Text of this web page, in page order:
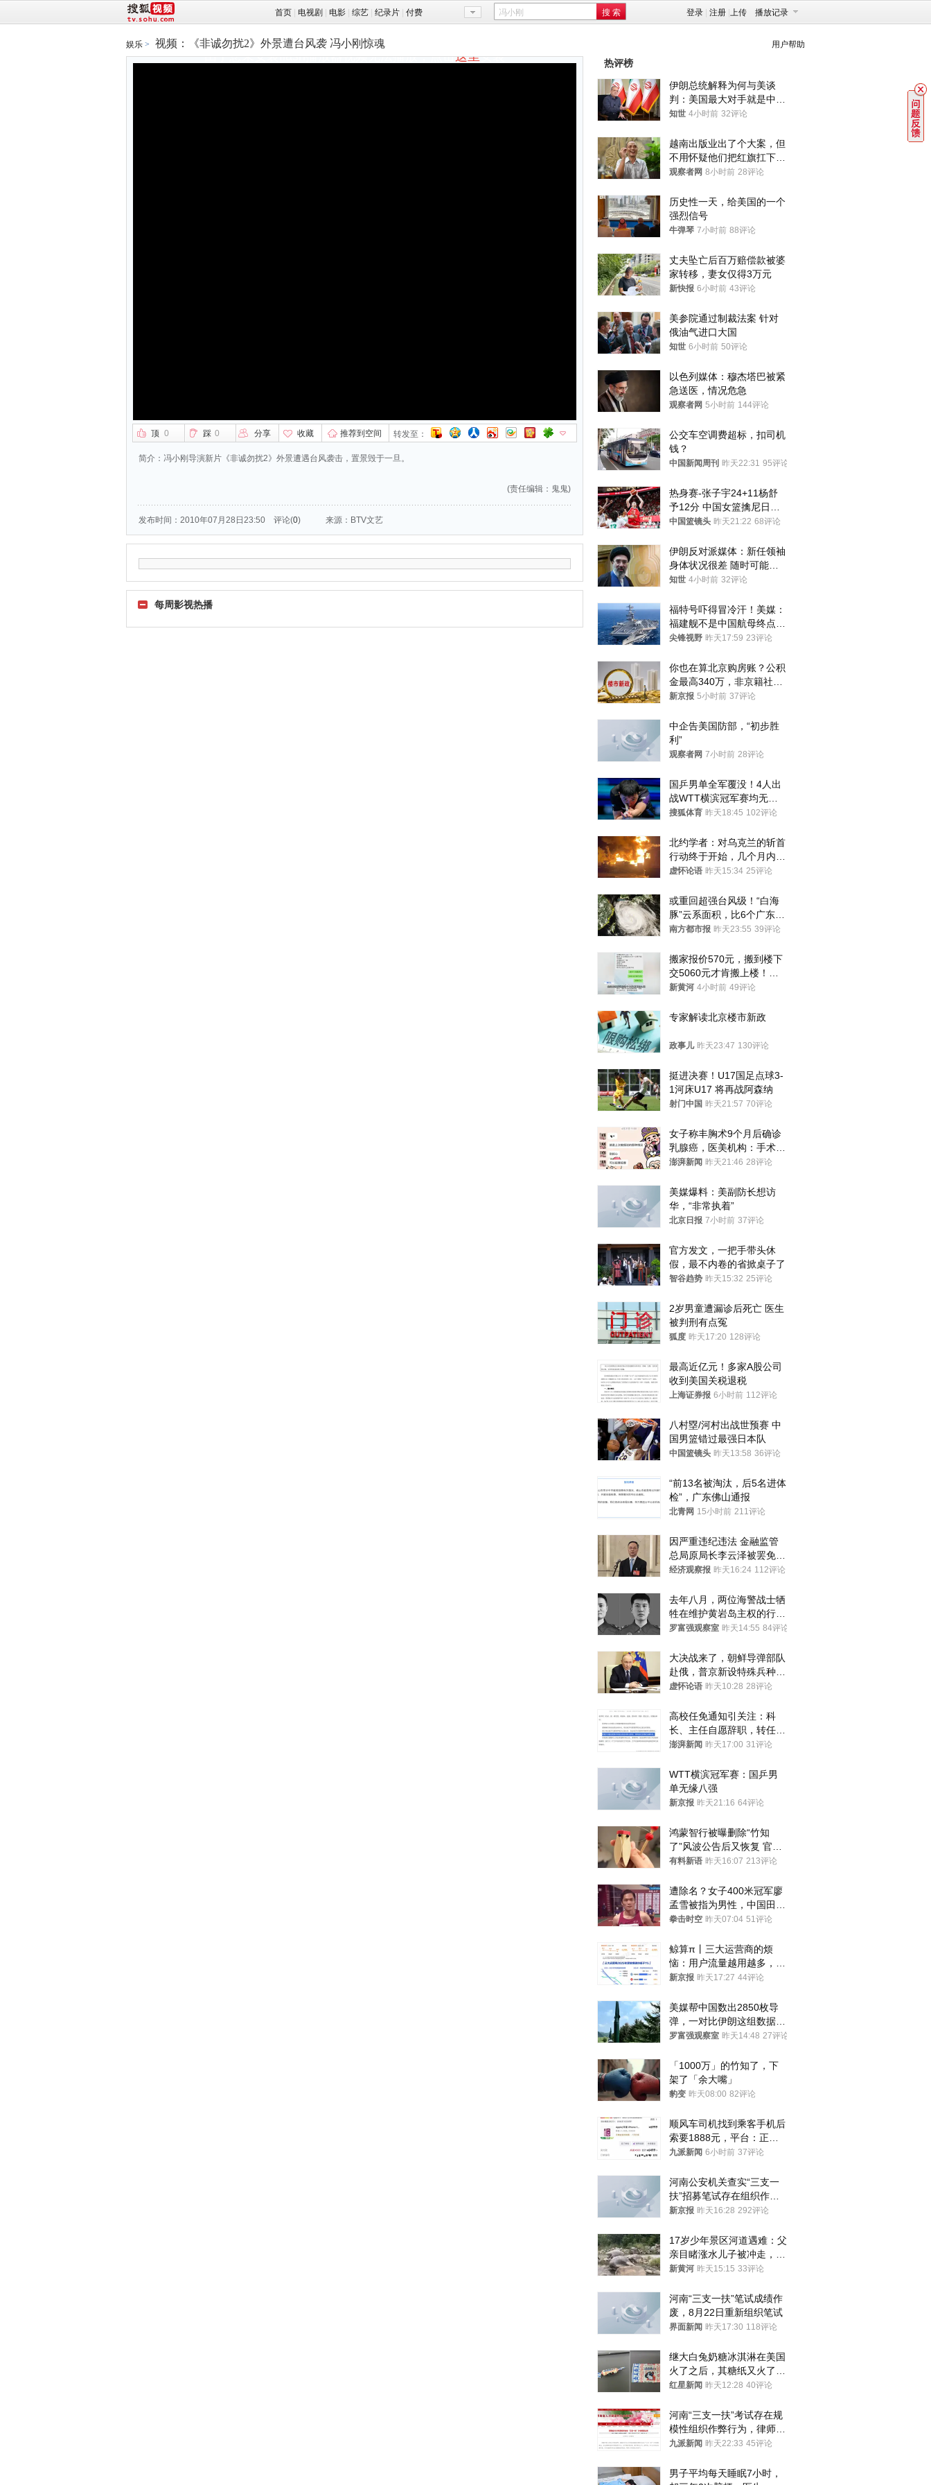
首页 电视剧 电影 综艺 纪录片 付费 播放记录
上传
登录 注册
娱乐 > 视频：《非诚勿扰2》外景遭台风袭 冯小刚惊魂 用户帮助
由于您未安装flash播放器视频无法播放，点击这里安装
顶 0 踩 0 分享 收藏 推荐到空间 转发至：
简介： 冯小刚导演新片《非诚勿扰2》外景遭遇台风袭击，置景毁于一旦。
(责任编辑：鬼鬼)
发布时间：2010年07月28日23:50 评论(0) 来源：BTV文艺
每周影视热播
热评榜
伊朗总统解释为何与美谈
判：美国最大对手就是中
国，但他们也在对话
知世 4小时前 32评论
越南出版业出了个大案，但
不用怀疑他们把红旗扛下去
的决心
观察者网 8小时前 28评论
历史性一天，给美国的一个
强烈信号
牛弹琴 7小时前 88评论
丈夫坠亡后百万赔偿款被婆
家转移，妻女仅得3万元
新快报 6小时前 43评论
美参院通过制裁法案 针对
俄油气进口大国
知世 6小时前 50评论
以色列媒体：穆杰塔巴被紧
急送医，情况危急
观察者网 5小时前 144评论
公交车空调费超标，扣司机
钱？
中国新闻周刊 昨天22:31 95评论
热身赛-张子宇24+11杨舒
予12分 中国女篮擒尼日利
亚
中国篮镜头 昨天21:22 68评论
伊朗反对派媒体：新任领袖
身体状况很差 随时可能离
世
知世 4小时前 32评论
福特号吓得冒冷汗！美媒：
福建舰不是中国航母终点，
而是新起点！
尖锋视野 昨天17:59 23评论
你也在算北京购房账？公积
金最高340万，非京籍社保
1年
新京报 5小时前 37评论
中企告美国防部，“初步胜
利”
观察者网 7小时前 28评论
国乒男单全军覆没！4人出
战WTT横滨冠军赛均无缘
八强
搜狐体育 昨天18:45 102评论
北约学者：对乌克兰的斩首
行动终于开始，几个月内乌
将投降
虚怀论语 昨天15:34 25评论
或重回超强台风级！“白海
豚”云系面积，比6个广东还
大！深圳官方：注意这件事
南方都市报 昨天23:55 39评论
搬家报价570元，搬到楼下
交5060元才肯搬上楼！女
子傻眼了……
新黄河 4小时前 49评论
专家解读北京楼市新政
政事儿 昨天23:47 130评论
挺进决赛！U17国足点球3-
1河床U17 将再战阿森纳
射门中国 昨天21:57 70评论
女子称丰胸术9个月后确诊
乳腺癌，医美机构：手术不
可能引发癌症，建议走司法
澎湃新闻 昨天21:46 28评论
美媒爆料：美副防长想访
华，“非常执着”
北京日报 7小时前 37评论
官方发文，一把手带头休
假，最不内卷的省掀桌子了
智谷趋势 昨天15:32 25评论
2岁男童遭漏诊后死亡 医生
被判刑有点冤
狐度 昨天17:20 128评论
最高近亿元！多家A股公司
收到美国关税退税
上海证券报 6小时前 112评论
八村塁/河村出战世预赛 中
国男篮错过最强日本队
中国篮镜头 昨天13:58 36评论
“前13名被淘汰，后5名进体
检”，广东佛山通报
北青网 15小时前 211评论
因严重违纪违法 金融监管
总局原局长李云泽被罢免全
国人大代表
经济观察报 昨天16:24 112评论
去年八月，两位海警战士牺
牲在维护黄岩岛主权的行动
中
罗富强观察室 昨天14:55 84评论
大决战来了，朝鲜导弹部队
赴俄，普京新设特殊兵种，
76岁老将扛旗
虚怀论语 昨天10:28 28评论
高校任免通知引关注：科
长、主任自愿辞职，转任思
政辅导员
澎湃新闻 昨天17:00 31评论
WTT横滨冠军赛：国乒男
单无缘八强
新京报 昨天21:16 64评论
鸿蒙智行被曝删除“竹知
了”风波公告后又恢复 官媒
曾力挺：劝华为要大度的，
有料新语 昨天16:07 213评论
遭除名？女子400米冠军廖
孟雪被指为男性，中国田协
默不作声
拳击时空 昨天07:04 51评论
鲸算π丨三大运营商的烦
恼：用户流量越用越多，收
入却越来越少
新京报 昨天17:27 44评论
美媒帮中国数出2850枚导
弹，一对比伊朗这组数据，
发现出大事了
罗富强观察室 昨天14:48 27评论
「1000万」的竹知了，下
架了「余大嘴」
豹变 昨天08:00 82评论
顺风车司机找到乘客手机后
索要1888元，平台：正和
司机沟通协商
九派新闻 6小时前 37评论
河南公安机关查实“三支一
扶”招募笔试存在组织作弊
犯罪行为
新京报 昨天16:28 292评论
17岁少年景区河道遇难：父
亲目睹涨水儿子被冲走，当
地排除上游泄洪，家属盼厘
新黄河 昨天15:15 33评论
河南“三支一扶”笔试成绩作
废，8月22日重新组织笔试
界面新闻 昨天17:30 118评论
继大白兔奶糖冰淇淋在美国
火了之后，其糖纸又火了！
海外博主盛赞：平面设计经
红星新闻 昨天12:28 40评论
河南“三支一扶”考试存在规
模性组织作弊行为，律师：
涉嫌非法获取国家秘密罪等
九派新闻 昨天22:33 45评论
男子平均每天睡眠7小时，